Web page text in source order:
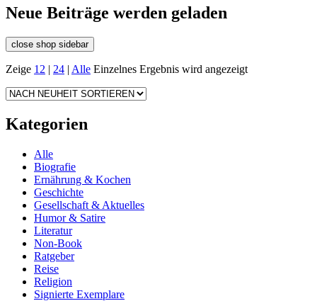
Neue Beiträge werden geladen
close shop sidebar
Zeige 12 | 24 | Alle Einzelnes Ergebnis wird angezeigt
Kategorien
Alle
Biografie
Ernährung & Kochen
Geschichte
Gesellschaft & Aktuelles
Humor & Satire
Literatur
Non-Book
Ratgeber
Reise
Religion
Signierte Exemplare